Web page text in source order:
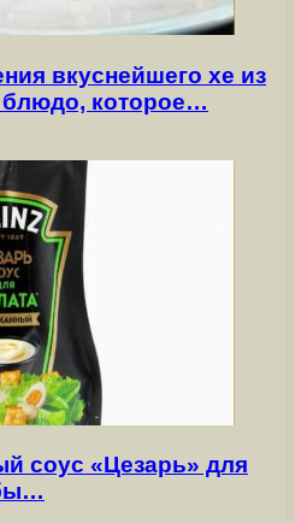
вкуснейшего хе из
которое…
соус «Цезарь» для